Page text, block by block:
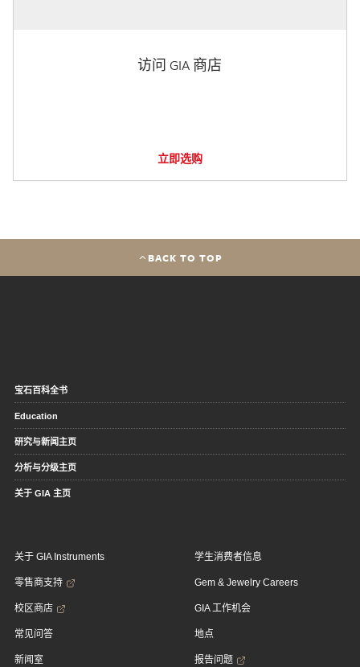
访问 GIA 商店
立即选购
BACK TO TOP
宝石百科全书
Education
研究与新闻主页
分析与分级主页
关于 GIA 主页
关于 GIA Instruments
零售商支持
校区商店
常见问答
新闻室
学生消费者信息
Gem & Jewelry Careers
GIA 工作机会
地点
报告问题